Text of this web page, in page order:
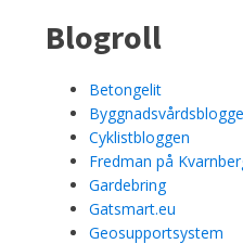
Blogroll
Betongelit
Cyklistbloggen
Fredman på
Gardebring
Gatsmart.eu
Geosupportsystem